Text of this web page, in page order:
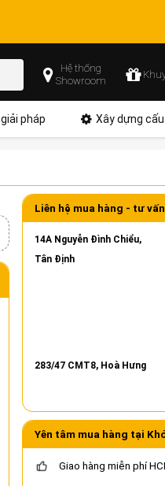
Hệ thống
Showroom
pháp Xây dựng
Liên hệ mua hàng - tư vấn
14A Nguyễn Đình Chiểu,
Tân Định
283/47 CMT8, Hoà Hưng
Yên tâm mua hàng tại
Giao hàng miễn phí